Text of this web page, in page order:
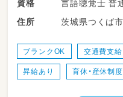
ています。
④非常勤職員
☆学校、自宅等
☆児童指導員
☆近隣店舗へ
☆各種イベン
☆連絡帳、ブロ
資格
言語
住所
茨城県つくば
ブランクOK 交通費支給
昇給あり 育休・産休制